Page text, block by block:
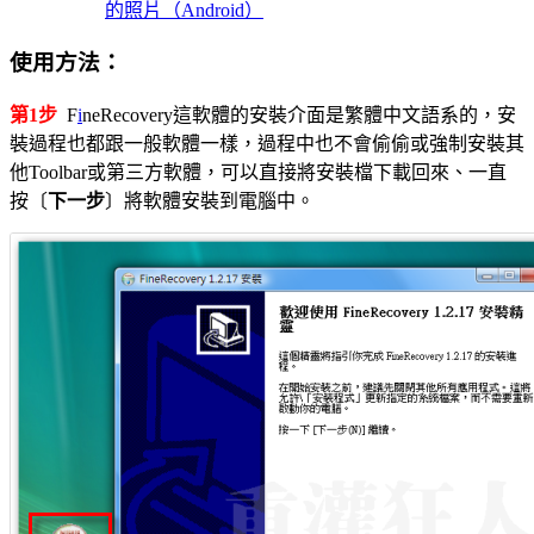
的照片（Android）
使用方法：
第1步 FineRecovery這軟體的安裝介面是繁體中文語系的，安
裝過程也都跟一般軟體一樣，過程中也不會偷偷或強制安裝其
他Toolbar或第三方軟體，可以直接將安裝檔下載回來、一直
按〔下一步〕將軟體安裝到電腦中。